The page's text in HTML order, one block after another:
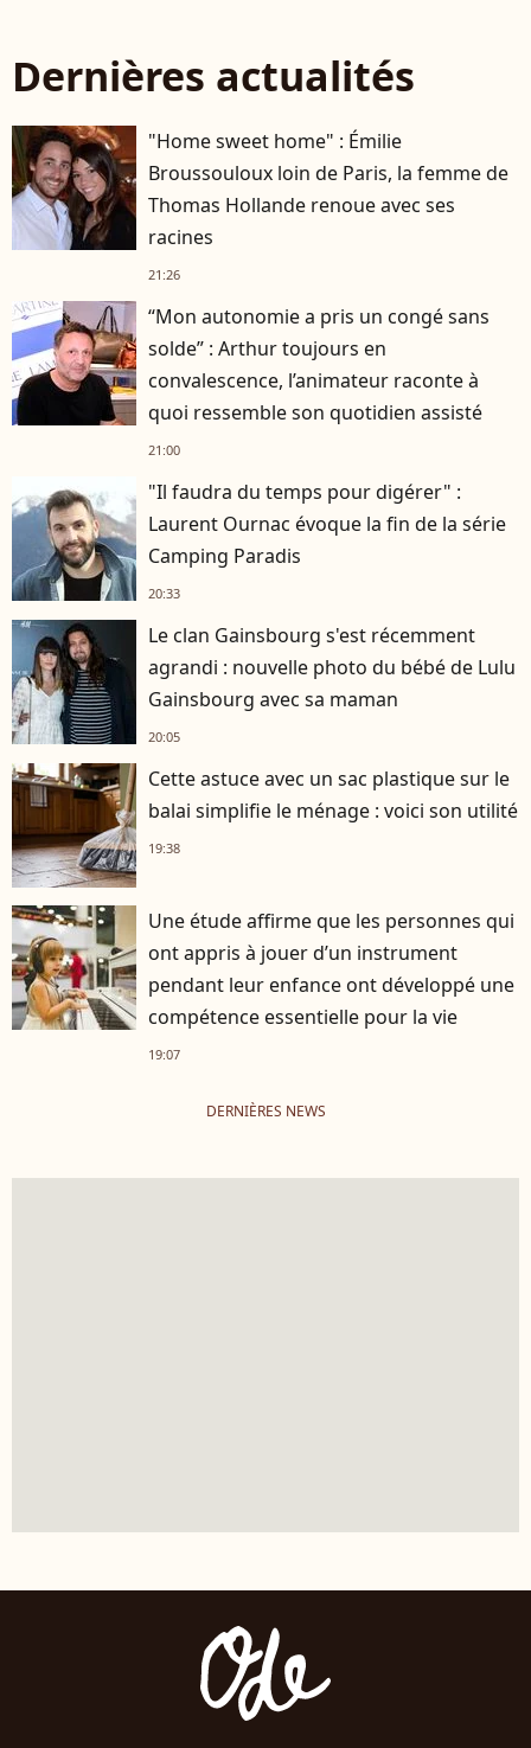
Dernières actualités
"Home sweet home" : Émilie
Broussouloux loin de Paris, la femme de
Thomas Hollande renoue avec ses
racines
21:26
“Mon autonomie a pris un congé sans
solde” : Arthur toujours en
convalescence, l’animateur raconte à
quoi ressemble son quotidien assisté
21:00
"Il faudra du temps pour digérer" :
Laurent Ournac évoque la fin de la série
Camping Paradis
20:33
Le clan Gainsbourg s'est récemment
agrandi : nouvelle photo du bébé de Lulu
Gainsbourg avec sa maman
20:05
Cette astuce avec un sac plastique sur le
balai simplifie le ménage : voici son utilité
19:38
Une étude affirme que les personnes qui
ont appris à jouer d’un instrument
pendant leur enfance ont développé une
compétence essentielle pour la vie
19:07
DERNIÈRES NEWS